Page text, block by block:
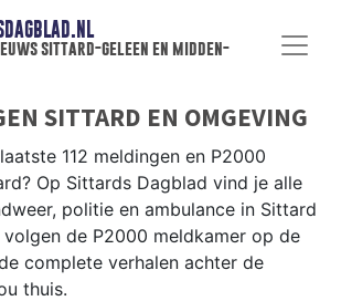
sittard-geleen en midden-
SITTARD EN OMGEVING
112 meldingen en P2000
Op Sittards Dagblad vind je alle
politie en ambulance in Sittard
de P2000 meldkamer op de
complete verhalen achter de
thuis.